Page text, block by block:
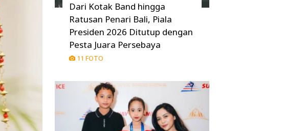
Dari Kotak Band hingga
Ratusan Penari Bali, Piala
Presiden 2026 Ditutup dengan
Pesta Juara Persebaya
11 FOTO